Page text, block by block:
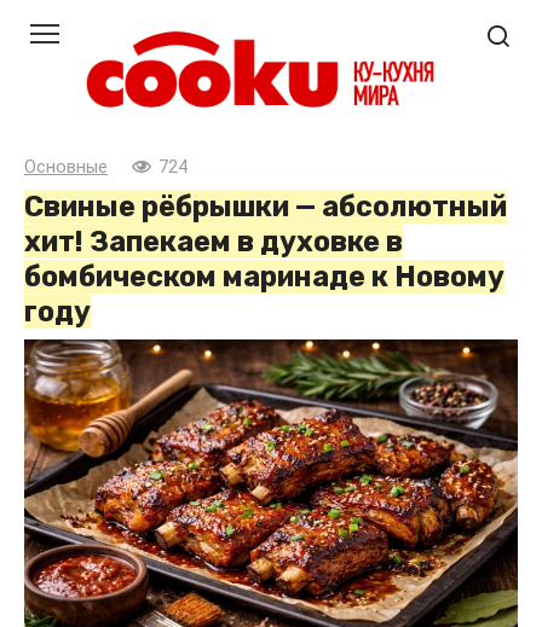
контенту
Основные 724
Свиные рёбрышки — абсолютный
хит! Запекаем в духовке в
бомбическом маринаде к Новому
году